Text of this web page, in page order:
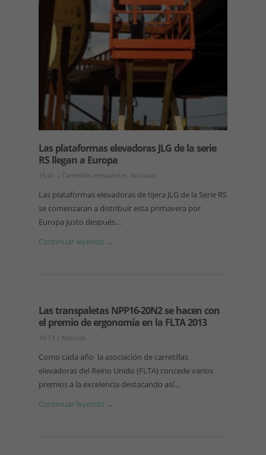
Las plataformas elevadoras JLG de la serie
RS llegan a Europa
15:41 Carretillas elevadoras, Noticias
Las plataformas elevadoras de tijera JLG de la Serie RS
se comenzaran a distribuir esta primavera por
Europa justo después…
Continuar leyendo →
Las transpaletas NPP16-20N2 se hacen con
el premio de ergonomía en la FLTA 2013
16:13 Noticias
Como cada año la asociación de carretillas
elevadoras del Reino Unido (FLTA) concede varios
premios a la excelencia destacando así…
Continuar leyendo →